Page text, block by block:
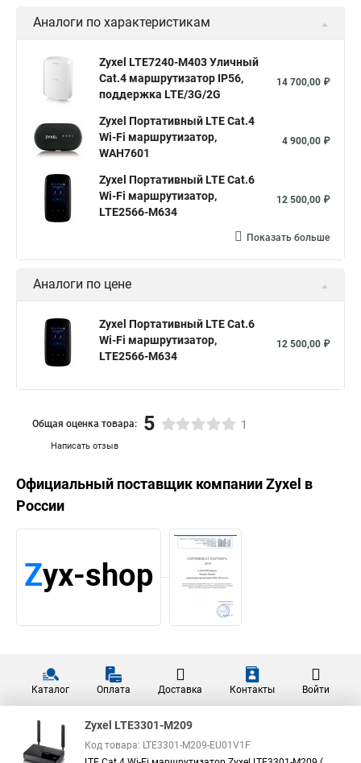
Аналоги по характеристикам
Zyxel LTE7240-M403 Уличный
Cat.4 маршрутизатор IP56,
поддержка LTE/3G/2G
14 700,00 ₽
Zyxel Портативный LTE Cat.4
Wi-Fi маршрутизатор,
WAH7601
4 900,00 ₽
Zyxel Портативный LTE Cat.6
Wi-Fi маршрутизатор,
LTE2566-M634
12 500,00 ₽
Показать больше
Аналоги по цене
Zyxel Портативный LTE Cat.6
Wi-Fi маршрутизатор,
LTE2566-M634
12 500,00 ₽
Написать отзыв
Общая оценка товара: 5 1
Официальный поставщик компанииZyxel в
России
Каталог Оплата Доставка Контакты Войти
Zyxel LTE3301-M209
Код товара: LTE3301-M209-EU01V1F